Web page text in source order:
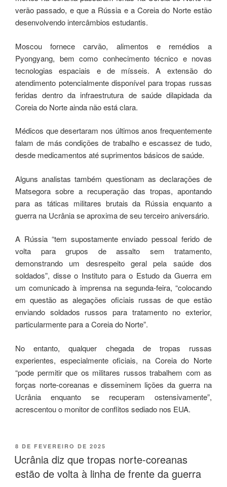
verão passado, e que a Rússia e a Coreia do Norte estão
desenvolvendo intercâmbios estudantis.
Moscou fornece carvão, alimentos e remédios a
Pyongyang, bem como conhecimento técnico e novas
tecnologias espaciais e de mísseis. A extensão do
atendimento potencialmente disponível para tropas russas
feridas dentro da infraestrutura de saúde dilapidada da
Coreia do Norte ainda não está clara.
Médicos que desertaram nos últimos anos frequentemente
falam de más condições de trabalho e escassez de tudo,
desde medicamentos até suprimentos básicos de saúde.
Alguns analistas também questionam as declarações de
Matsegora sobre a recuperação das tropas, apontando
para as táticas militares brutais da Rússia enquanto a
guerra na Ucrânia se aproxima de seu terceiro aniversário.
A Rússia “tem supostamente enviado pessoal ferido de
volta para grupos de assalto sem tratamento,
demonstrando um desrespeito geral pela saúde dos
soldados”, disse o Instituto para o Estudo da Guerra em
um comunicado à imprensa na segunda-feira, “colocando
em questão as alegações oficiais russas de que estão
enviando soldados russos para tratamento no exterior,
particularmente para a Coreia do Norte”.
No entanto, qualquer chegada de tropas russas
experientes, especialmente oficiais, na Coreia do Norte
“pode ​​permitir que os militares russos trabalhem com as
forças norte-coreanas e disseminem lições da guerra na
Ucrânia enquanto se recuperam ostensivamente”,
acrescentou o monitor de conflitos sediado nos EUA.
8 DE FEVEREIRO DE 2025
Ucrânia diz que tropas norte-coreanas
estão de volta à linha de frente da guerra